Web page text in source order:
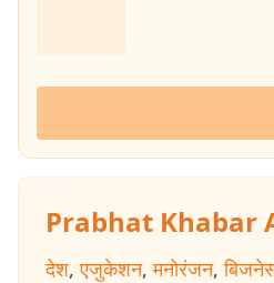
Prabhat Khabar
देश, एजुकेशन, मनोरंजन,